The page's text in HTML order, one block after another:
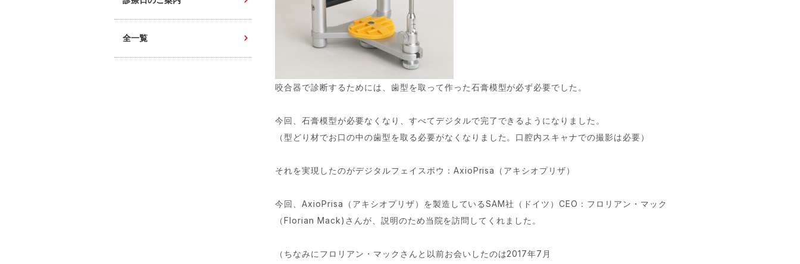
咬合器で診断するためには、歯型を取って作った石膏模型が必ず必要でした。
今回、石膏模型が必要なくなり、すべてデジタルで完了できるようになりました。
（型どり材でお口の中の歯型を取る必要がなくなりました。口腔内スキャナでの撮影は必要）
それを実現したのがデジタルフェイスボウ：AxioPrisa（アキシオプリザ）
今回、AxioPrisa（アキシオプリザ）を製造しているSAM社（ドイツ）CEO：フロリアン・マック
（Florian Mack)さんが、説明のため当院を訪問してくれました。
（ちなみにフロリアン・マックさんと以前お会いしたのは2017年7月
全一覧